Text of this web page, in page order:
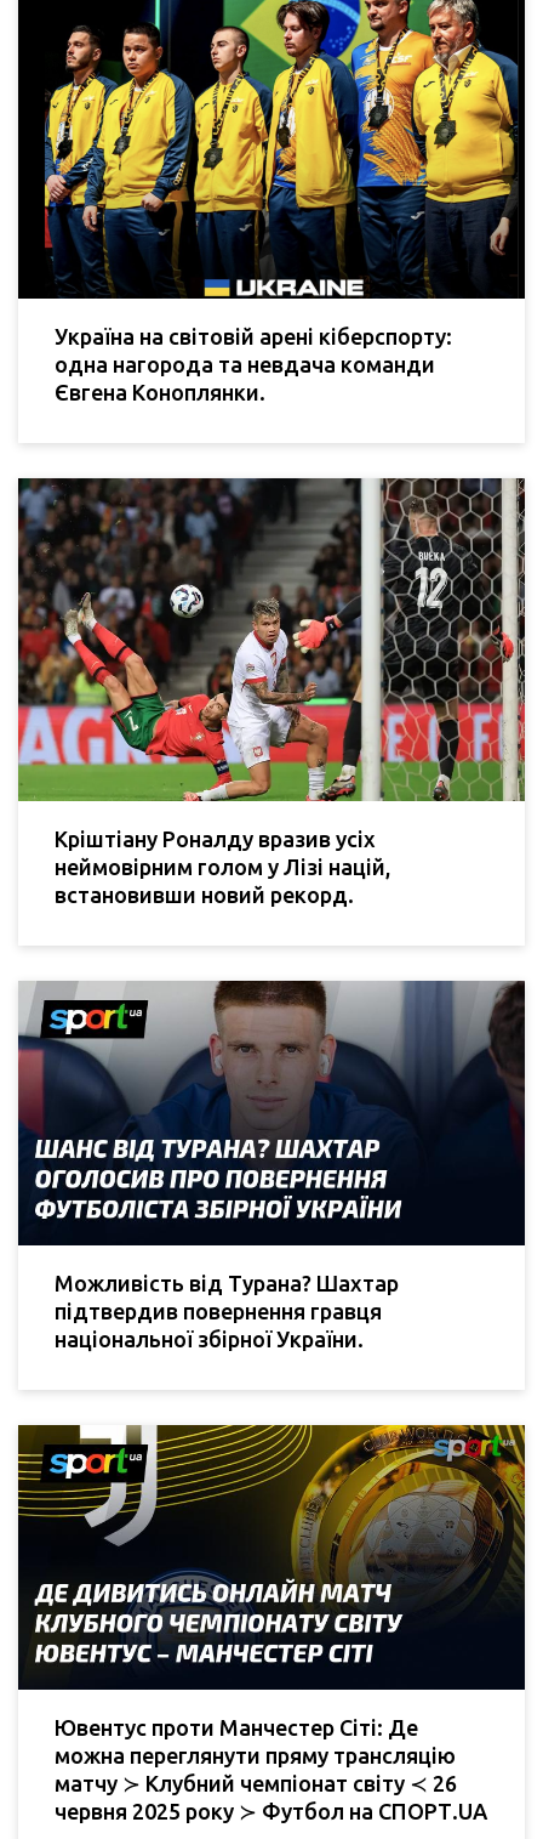
Україна на світовій арені кіберспорту:
одна нагорода та невдача команди
Євгена Коноплянки.
Кріштіану Роналду вразив усіх
неймовірним голом у Лізі націй,
встановивши новий рекорд.
Можливість від Турана? Шахтар
підтвердив повернення гравця
національної збірної України.
Ювентус проти Манчестер Сіті: Де
можна переглянути пряму трансляцію
матчу ≻ Клубний чемпіонат світу ≺ 26
червня 2025 року ≻ Футбол на СПОРТ.UA